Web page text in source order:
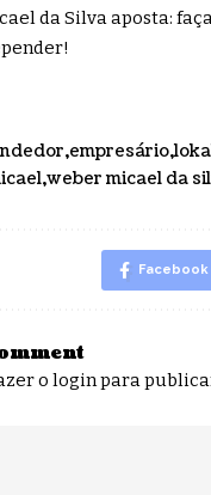
da Silva aposta:
empresário
weber micael da
Facebook
o login para